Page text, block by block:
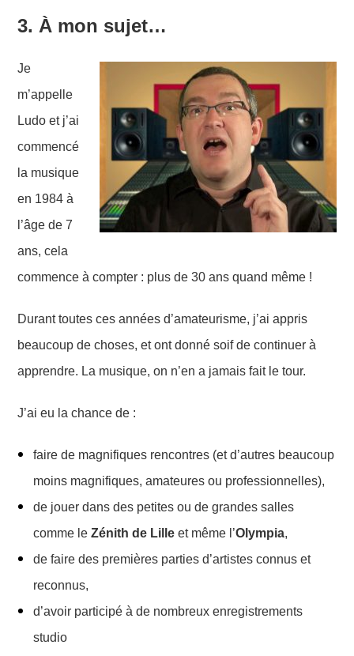
3. À mon sujet…
Je
m’appelle
Ludo et j’ai
commencé
la musique
en 1984 à
l’âge de 7
ans, cela
commence à compter : plus de 30 ans quand même !
Durant toutes ces années d’amateurisme, j’ai appris
beaucoup de choses, et ont donné soif de continuer à
apprendre. La musique, on n’en a jamais fait le tour.
J’ai eu la chance de :
faire de magnifiques rencontres (et d’autres beaucoup
moins magnifiques, amateures ou professionnelles),
de jouer dans des petites ou de grandes salles
comme leZénith de Lille et même l’Olympia,
de faire des premières partiesd’artistes connus et
reconnus,
d’avoir participé à de nombreux enregistrements
studio